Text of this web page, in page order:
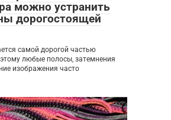
можно устранить
дорогостоящей
самой дорогой частью
любые полосы, затемнения
изображения часто